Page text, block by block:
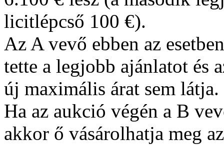
licitlépcső 100 €).
Az A vevő ebben az
tette a legjobb ajánlatot és
új maximális árat sem látja.
Ha az aukció végén a B
akkor ő vásárolhatja meg